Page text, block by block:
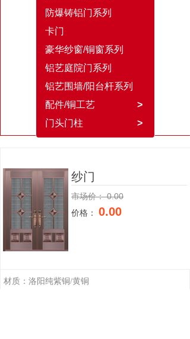
防爆铸铝门系列
卡门
豪华纱窗/铜窗系列
铝艺庭院门系列
铝艺围墙/阳台杆系列
配件/铜工艺
>
门头门柱
>
纱门
市场价： 0.00
价格： 0.00
材质：洛阳纯紫铜/黄铜